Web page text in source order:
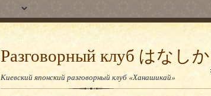
Разговорный клуб はなし
Киевский японский разговорный клуб «Ханашикай»